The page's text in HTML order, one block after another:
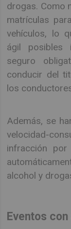
drogas. Como
matrículas
vehículos, lo
ágil posibles
seguro
conducir del
los
Además, se
velocidad-
infracción
alcohol y
Eventos